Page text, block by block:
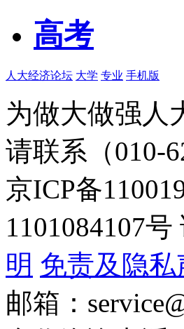
高考
人大经济论坛 大学 专业 手机版
为做大做强人
请联系（010-
京ICP备
1101084107
明 免责及隐私
邮箱：